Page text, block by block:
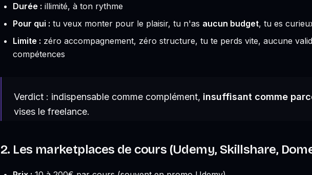
Durée : illimité, à ton rythme
Pour qui : tu veux monter pour le plaisir, tu n'as aucun budget, tu es
Limite : zéro accompagnement, zéro structure, tu te perds vite, aucune
compétences
Verdict : indispensable comme complément, insuffisant comme
vises le freelance.
2. Les marketplaces de cours (Udemy, Skillshare,